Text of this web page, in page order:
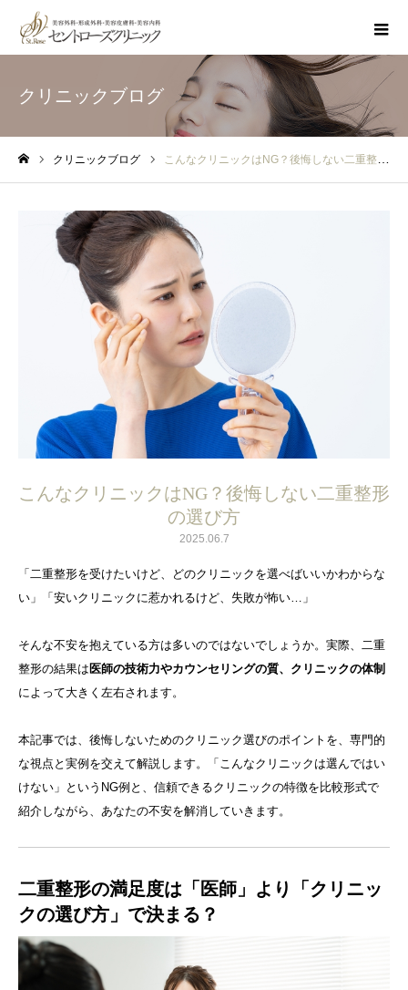
クリニックブログ
クリニックブログ こんなクリニックはNG？後悔しない二重整形の選び方
こんなクリニックはNG？後悔しない二重整形
の選び方
2025.06.7
「二重整形を受けたいけど、どのクリニックを選べばいいかわからな
い」「安いクリニックに惹かれるけど、失敗が怖い…」
そんな不安を抱えている方は多いのではないでしょうか。実際、二重
整形の結果は 医師の技術力やカウンセリングの質、クリニックの体制
によって大きく左右されます。
本記事では、後悔しないためのクリニック選びのポイントを、専門的
な視点と実例を交えて解説します。「こんなクリニックは選んではい
けない」というNG例と、信頼できるクリニックの特徴を比較形式で
紹介しながら、あなたの不安を解消していきます。
二重整形の満足度は「医師」より「クリニッ
クの選び方」で決まる？